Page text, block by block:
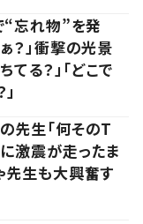
“忘れ物”を発
？」衝撃の光景
てる？」「どこで
先生「何そのT
激震が走ったま
先生も大興奮す